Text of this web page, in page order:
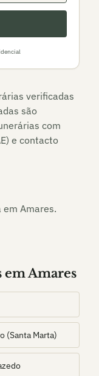
verificadas
são
com
e contacto
em Amares.
emAmares
(Santa Marta)